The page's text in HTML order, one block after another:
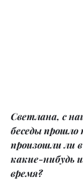
Светлана, с
беседы
произошли ли
какие-нибудь
время?